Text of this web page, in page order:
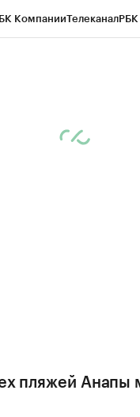
КомпанииТелеканалРБК
пляжей Анапы